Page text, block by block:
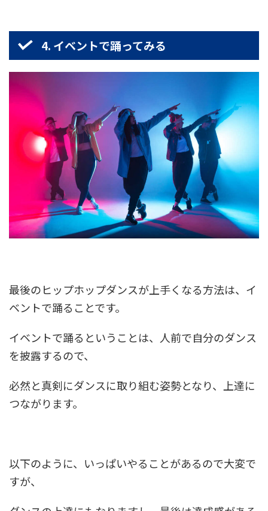
4. イベントで踊ってみる
最後のヒップホップダンスが上手くなる方法は、イ
ベントで踊ることです。
イベントで踊るということは、人前で自分のダンス
を披露するので、
必然と真剣にダンスに取り組む姿勢となり、上達に
つながります。
以下のように、いっぱいやることがあるので大変で
すが、